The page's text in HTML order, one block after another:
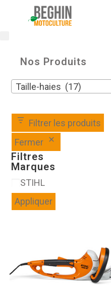
Nos Produits
Taille-haies (17)
Filtrer les produits
Fermer
Filtres
Marques
Marques
STIHL
Appliquer